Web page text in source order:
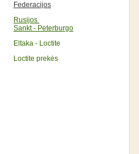
Federacijos
Rusijos
Sankt - Peterburgo
Eltaka - Loctite
Loctite prekės